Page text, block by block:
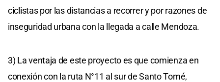
ciclistas por las distancias a recorrer y por razones de
inseguridad urbana con la llegada a calle Mendoza.
3) La ventaja de este proyecto es que comienza en
conexión con la ruta N°11 al sur de Santo Tomé,